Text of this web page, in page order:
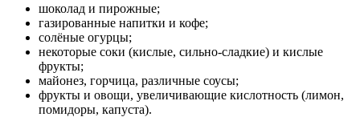
шоколад и пирожные;
газированные напитки и кофе;
солёные огурцы;
некоторые соки (кислые, сильно-сладкие) и кислые
фрукты;
майонез, горчица, различные соусы;
фрукты и овощи, увеличивающие кислотность (лимон,
помидоры, капуста).